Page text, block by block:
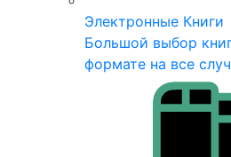
Электронные Книги
Большой выбор
формате на все